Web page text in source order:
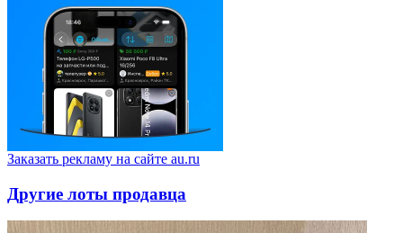
Заказать рекламу на сайте au.ru
Другие лоты продавца